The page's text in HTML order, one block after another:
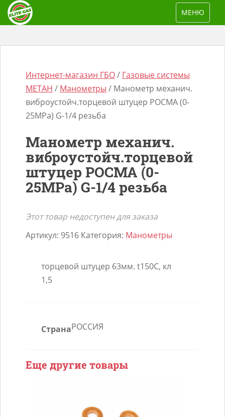
p
TOGGLE
МЕНЮ
Поиск
товаров
Интернет-магазин ГБО/ Газовые системы
МЕТАН / Манометры / Манометр механич.
виброустойч.торцевой штуцер РОСМА (0-
25МРа) G-1/4 резьба
Манометр механич.
виброустойч.торцевой
штуцер РОСМА (0-
25МРа) G-1/4 резьба
Этот товар недоступен для заказа
Артикул: 9516 Категория: Манометры
торцевой штуцер 63мм. t150С, кл
1,5
СтранаРОССИЯ
Еще другие товары